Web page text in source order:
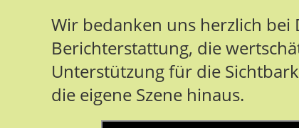
Wir bedanken uns herzlich bei
Berichterstattung, die
Unterstützung für die
die eigene Szene hinaus.